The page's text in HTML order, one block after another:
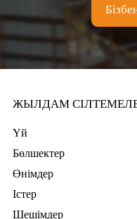
ЖЫЛДАМ
Үй
Бөлшектер
Өнімдер
Істер
Шешімдер